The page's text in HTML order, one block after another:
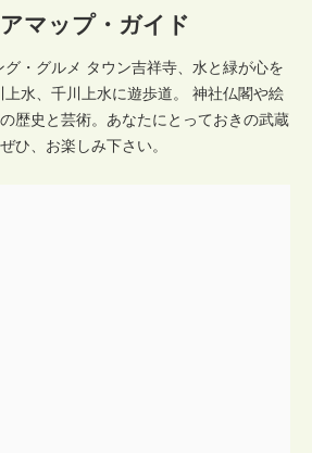
マップ・ガイド
・グルメ タウン吉祥寺、水と緑が心を
水、千川上水に遊歩道。 神社仏閣や絵
歴史と芸術。あなたにとっておきの武蔵
ひ、お楽しみ下さい。